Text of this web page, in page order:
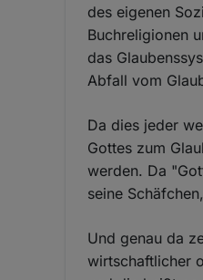
des eigenen
Buchreligionen
das
Abfall vom
Da dies jeder
Gottes zum
werden. Da
seine
Und genau da
wirtschaftlicher